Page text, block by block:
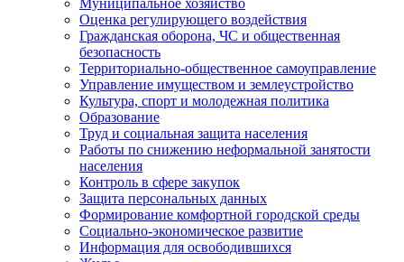
Муниципальное хозяйство
Оценка регулирующего воздействия
Гражданская оборона, ЧС и общественная
безопасность
Территориально-общественное самоуправление
Управление имуществом и землеустройство
Культура, спорт и молодежная политика
Образование
Труд и социальная защита населения
Работы по снижению неформальной занятости
населения
Контроль в сфере закупок
Защита персональных данных
Формирование комфортной городской среды
Социально-экономическое развитие
Информация для освободившихся